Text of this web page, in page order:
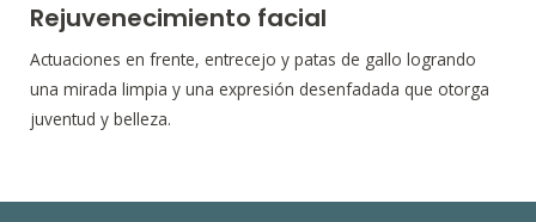
Rejuvenecimiento facial
Actuaciones en frente, entrecejo y patas de gallo logrando
una mirada limpia y una expresión desenfadada que otorga
juventud y belleza.